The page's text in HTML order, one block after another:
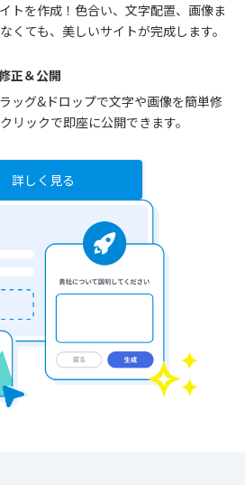
トを作成！色合い、文字配置、画像ま
くても、美しいサイトが完成します。
正＆公開
ッグ&ドロップで文字や画像を簡単修
リックで即座に公開できます。
詳しく見る